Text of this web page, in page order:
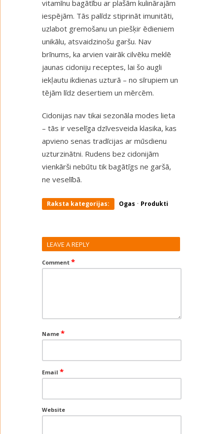
vitamīnu bagātību ar plašām kulinārajām
iespējām. Tās palīdz stiprināt imunitāti,
uzlabot gremošanu un piešķir ēdieniem
unikālu, atsvaidzinošu garšu. Nav
brīnums, ka arvien vairāk cilvēku meklē
jaunas cidoniju receptes, lai šo augli
iekļautu ikdienas uzturā – no sīrupiem un
tējām līdz desertiem un mērcēm.
Cidonijas nav tikai sezonāla modes lieta
– tās ir veselīga dzīvesveida klasika, kas
apvieno senas tradīcijas ar mūsdienu
uzturzinātni. Rudens bez cidonijām
vienkārši nebūtu tik bagātīgs ne garšā,
ne veselībā.
Raksta kategorijas: Ogas · Produkti
LEAVE A REPLY
Comment *
Name *
Email *
Website